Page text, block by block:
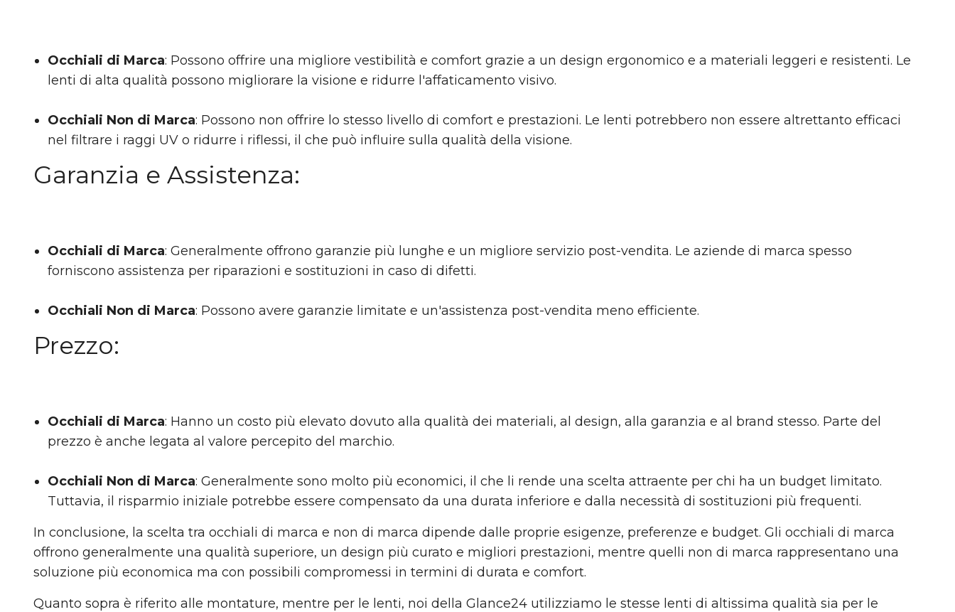
Occhiali di Marca: Possono offrire una migliore vestibilità e comfort grazie a un design ergonomico e a materiali leggeri e resistenti. Le
lenti di alta qualità possono migliorare la visione e ridurre l'affaticamento visivo.
Occhiali Non di Marca: Possono non offrire lo stesso livello di comfort e prestazioni. Le lenti potrebbero non essere altrettanto efficaci
nel filtrare i raggi UV o ridurre i riflessi, il che può influire sulla qualità della visione.
Garanzia e Assistenza:
Occhiali di Marca: Generalmente offrono garanzie più lunghe e un migliore servizio post-vendita. Le aziende di marca spesso
forniscono assistenza per riparazioni e sostituzioni in caso di difetti.
Occhiali Non di Marca: Possono avere garanzie limitate e un'assistenza post-vendita meno efficiente.
Prezzo:
Occhiali di Marca: Hanno un costo più elevato dovuto alla qualità dei materiali, al design, alla garanzia e al brand stesso. Parte del
prezzo è anche legata al valore percepito del marchio.
Occhiali Non di Marca: Generalmente sono molto più economici, il che li rende una scelta attraente per chi ha un budget limitato.
Tuttavia, il risparmio iniziale potrebbe essere compensato da una durata inferiore e dalla necessità di sostituzioni più frequenti.
In conclusione, la scelta tra occhiali di marca e non di marca dipende dalle proprie esigenze, preferenze e budget. Gli occhiali di marca
offrono generalmente una qualità superiore, un design più curato e migliori prestazioni, mentre quelli non di marca rappresentano una
soluzione più economica ma con possibili compromessi in termini di durata e comfort.
Quanto sopra è riferito alle montature, mentre per le lenti, noi della Glance24 utilizziamo le stesse lenti di altissima qualità sia per le